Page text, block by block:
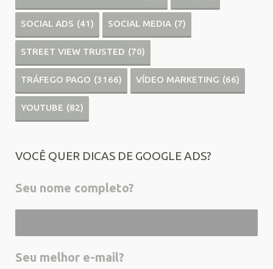
SOCIAL ADS (41) SOCIAL MEDIA (7)
STREET VIEW TRUSTED (70)
TRÁFEGO PAGO (3166) VÍDEO MARKETING (66)
YOUTUBE (82)
VOCÊ QUER DICAS DE GOOGLE ADS?
Seu nome completo?
Seu melhor e-mail?